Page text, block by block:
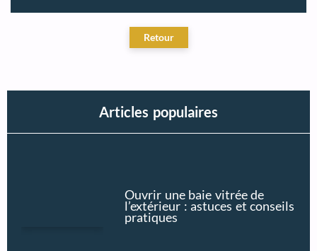
Articles populaires
Ouvrir une baie vitrée de
l’extérieur : astuces et conseils
pratiques